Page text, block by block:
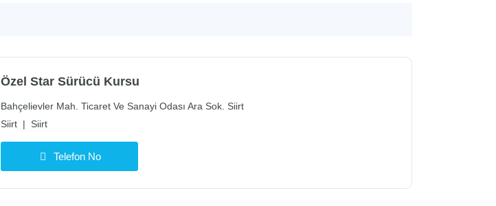
Özel Star Sürücü Kursu
Bahçelievler Mah. Ticaret Ve Sanayi Odası Ara Sok. Siirt
Siirt | Siirt
Telefon No